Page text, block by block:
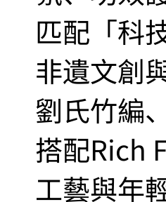
匹配「科
非遺文創
劉氏竹編
搭配Rich
工藝與年